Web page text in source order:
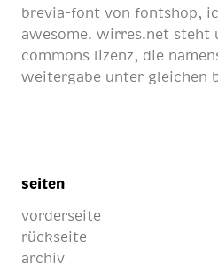
brevia-font von fontshop,
awesome. wirres.net steht
commons lizenz, die
weitergabe unter gleichen
seiten
vorderseite
rückseite
archiv